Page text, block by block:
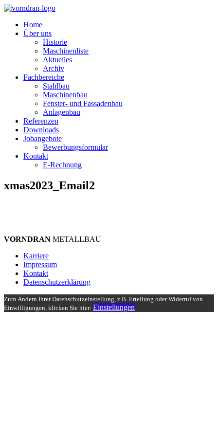
Home
Über uns
Historie
Maschinenliste
Aktuelles
Archiv
Fachbereiche
Stahlbau
Maschinenbau
Fenster- und Fassadenbau
Anlagenbau
Referenzen
Downloads
Jobangebote
Bewerbungsformular
Kontakt
E-Rechnung
xmas2023_Email2
VORNDRAN METALLBAU
Karriere
Impressum
Kontakt
Datenschutzerklärung
Zum Ändern Ihrer Datenschutzeinstellung, z.B. Erteilung oder Widerruf von
Einwilligungen, klicken Sie hier: Einstellungen